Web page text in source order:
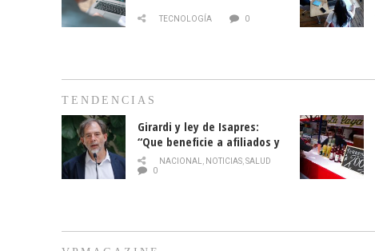
TECNOLOGÍA 0
TENDENCIAS
Girardi y ley de Isapres:
“Que beneficie a afiliados y
no legalice el abuso”
NACIONAL, NOTICIAS,SALUD
0